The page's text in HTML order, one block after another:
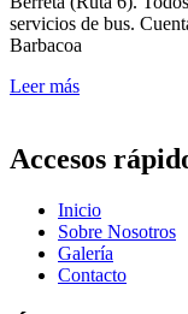
servicios de bus.
Barbacoa
Leer más
Accesos
Inicio
Sobre Nosotros
Galería
Contacto